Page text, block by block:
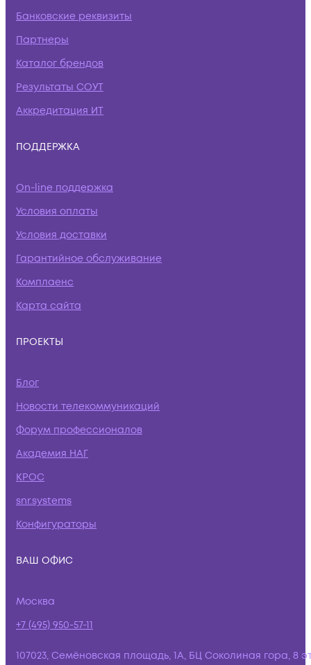
Банковские реквизиты
Партнеры
Каталог брендов
Результаты СОУТ
Аккредитация ИТ
ПОДДЕРЖКА
On-line поддержка
Условия оплаты
Условия доставки
Гарантийное обслуживание
Комплаенс
Карта сайта
ПРОЕКТЫ
Блог
Новости телекоммуникаций
Форум профессионалов
Академия НАГ
КРОС
snr.systems
Конфигураторы
ВАШ ОФИС
Москва
+7 (495) 950-57-11
107023, Семёновская площадь, 1А, БЦ Соколиная гора, 8